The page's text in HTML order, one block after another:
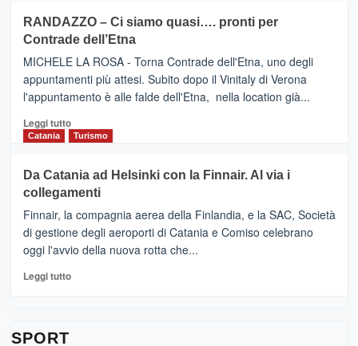
IL
NUOVO
SUMMER
CLUB
VIAGRANDE
(Ct)
–
Benanti
presenta
“Vino
&
Cultura
tappe
dell’enoturismo
RANDAZZO – Ci siamo quasi…. pronti per
Contrade dell’Etna
MICHELE LA ROSA - Torna Contrade dell'Etna, uno degli
appuntamenti più attesi. Subito dopo il Vinitaly di Verona
l'appuntamento è alle falde dell'Etna, nella location già...
Leggi tuttoLeggi
di
RANDAZZO
–
Ci
siamo
quasi….
pronti
per
Catania Turismo
Da Catania ad Helsinki con la Finnair. Al via i
collegamenti
Finnair, la compagnia aerea della Finlandia, e la SAC, Società
di gestione degli aeroporti di Catania e Comiso celebrano
oggi l'avvio della nuova rotta che...
Leggi tuttoLeggi
SPORT